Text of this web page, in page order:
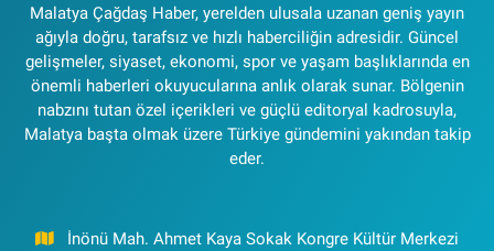
Malatya Çağdaş Haber, yerelden ulusala uzanan geniş yayın
ağıyla doğru, tarafsız ve hızlı haberciliğin adresidir. Güncel
gelişmeler, siyaset, ekonomi, spor ve yaşam başlıklarında en
önemli haberleri okuyucularına anlık olarak sunar. Bölgenin
nabzını tutan özel içerikleri ve güçlü editoryal kadrosuyla,
Malatya başta olmak üzere Türkiye gündemini yakından takip
eder.
İnönü Mah. Ahmet Kaya Sokak Kongre Kültür Merkezi